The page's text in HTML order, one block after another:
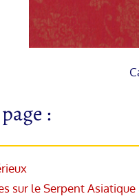
:
sur le Serpent Asiatique